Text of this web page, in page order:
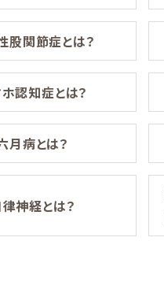
股関節症とは？
認知症とは？
月病とは？
神経とは？